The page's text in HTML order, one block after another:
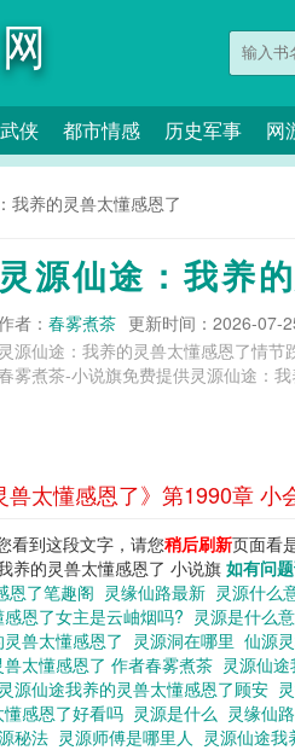
侠 都市情感 历史军事 网
我养的灵兽太懂感恩了
灵源仙途：我养
者： 春雾煮茶 更新时间：2026-07-
灵源仙途：我养的灵兽太懂感恩了情
雾煮茶-小说旗免费提供灵源仙途：
兽太懂感恩了》第1990章 小
看到这段文字，请您稍后刷新页面看
养的灵兽太懂感恩了 小说旗 如有问
恩了笔趣阁 灵缘仙路最新 灵源什么
恩了女主是云岫烟吗? 灵源是什么
兽太懂感恩了 灵源洞在哪里 仙源
太懂感恩了 作者春雾煮茶 灵源仙
灵源仙途我养的灵兽太懂感恩了顾安
感恩了好看吗 灵源是什么 灵缘仙
秘法 灵源师傅是哪里人 灵源仙途